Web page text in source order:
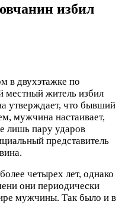
избил
в двухэтажке по
местный житель избил
утверждает, что бывший
мужчина настаивает,
лишь пару ударов
представитель
четырех лет, однако
они периодически
мужчины. Так было и в